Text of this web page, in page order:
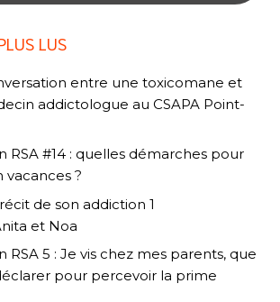
LUS
entre une toxicomane et
addictologue au CSAPA Point-
RSA #14 : quelles démarches pour
vacances ?
de son addiction 1
et Noa
RSA 5 : Je vis chez mes parents, que
pour percevoir la prime